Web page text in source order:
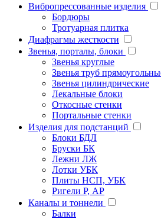
Вибропрессованные изделия
Бордюры
Тротуарная плитка
Диафрагмы жесткости
Звенья, порталы, блоки
Звенья круглые
Звенья труб
Звенья цилиндрические
Лекальные блоки
Откосные стенки
Портальные стенки
Изделия для подстанций
Блоки БДЛ
Бруски БК
Лежни ЛЖ
Лотки УБК
Плиты НСП, УБК
Ригели Р, АР
Каналы и тоннели
Балки